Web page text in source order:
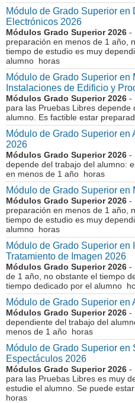
Módulo de Grado Superior en
Electrónicos 2026
Módulos Grado Superior 2026 -
preparación en menos de 1 año,
tiempo de estudio es muy
alumno horas
Módulo de Grado Superior
Instalaciones de Edificio y
Módulos Grado Superior 2026 -
para las Pruebas Libres depende
alumno. Es factible estar
Módulo de Grado Superior en
2026
Módulos Grado Superior 2026 -
depende del trabajo del alumno:
en menos de 1 año horas
Módulo de Grado Superior
Módulos Grado Superior 2026 -
preparación en menos de 1 año,
tiempo de estudio es muy
alumno horas
Módulo de Grado Superior
Tratamiento de Imagen 2026
Módulos Grado Superior 2026 -
de 1 año, no obstante el tiempo
tiempo dedicado por el alumno
Módulo de Grado Superior en
Módulos Grado Superior 2026 -
dependiente del trabajo del
menos de 1 año horas
Módulo de Grado Superior
Espectáculos 2026
Módulos Grado Superior 2026 -
para las Pruebas Libres es muy
estudie el alumno. Se puede
horas